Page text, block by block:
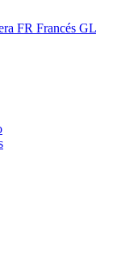
FR Francés GL